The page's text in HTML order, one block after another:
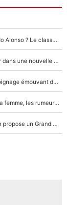
Max Verstappen, Lewis Hamilton… et bientôt Fernando Alonso ? Le classement des pilotes les mieux payés en Formule 1 risque de changer !
F1 - Alpine signe un accord «impensable» et va entrer dans une nouvelle dimension : Grande nouvelle pour Pierre Gasly !
F1 : « Je lui ai fait un câlin, puis j’ai dû partir...», le témoignage émouvant de Max Verstappen sur sa fille
F1 : Charles Leclerc surpris par les paparazzis avec sa femme, les rumeurs étaient vraies !
Comme pour le final du Tour de France, Esteban Ocon propose un Grand Prix de Formule 1 à Paris : «Autour de l’Arc de Triomphe, ce serait génial» !